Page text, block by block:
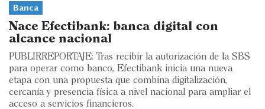
Legal y Política
Eventos
Blogs
Ranking CEO
Banca
Nace Efectibank: banca digital con
alcance nacional
PUBLIRREPORTAJE: Tras recibir la autorización de la SBS
para operar como banco, Efectibank inicia una nueva
etapa con una propuesta que combina digitalización,
cercanía y presencia física a nivel nacional para ampliar el
acceso a servicios financieros.